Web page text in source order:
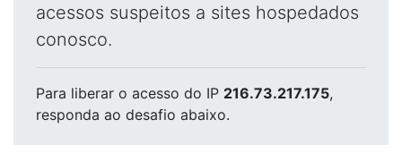
acessos suspeitos a sites hospedados
conosco.
Para liberar o acesso do IP 216.73.217.175,
responda ao desafio abaixo.